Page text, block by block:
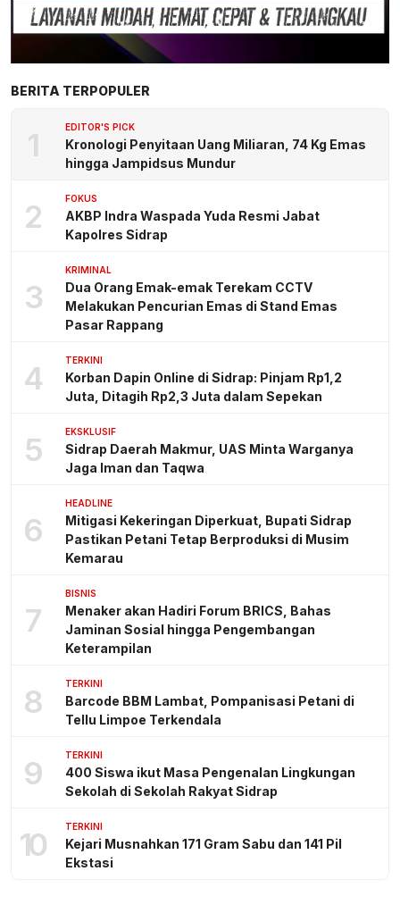
BERITA TERPOPULER
1 EDITOR'S PICK
Kronologi Penyitaan Uang Miliaran, 74 Kg Emas
hingga Jampidsus Mundur
2 FOKUS
AKBP Indra Waspada Yuda Resmi Jabat
Kapolres Sidrap
3
KRIMINAL
Dua Orang Emak-emak Terekam CCTV
Melakukan Pencurian Emas di Stand Emas
Pasar Rappang
4 TERKINI
Korban Dapin Online di Sidrap: Pinjam Rp1,2
Juta, Ditagih Rp2,3 Juta dalam Sepekan
5 EKSKLUSIF
Sidrap Daerah Makmur, UAS Minta Warganya
Jaga Iman dan Taqwa
6
HEADLINE
Mitigasi Kekeringan Diperkuat, Bupati Sidrap
Pastikan Petani Tetap Berproduksi di Musim
Kemarau
7
BISNIS
Menaker akan Hadiri Forum BRICS, Bahas
Jaminan Sosial hingga Pengembangan
Keterampilan
8 TERKINI
Barcode BBM Lambat, Pompanisasi Petani di
Tellu Limpoe Terkendala
9 TERKINI
400 Siswa ikut Masa Pengenalan Lingkungan
Sekolah di Sekolah Rakyat Sidrap
10 TERKINI
Kejari Musnahkan 171 Gram Sabu dan 141 Pil
Ekstasi